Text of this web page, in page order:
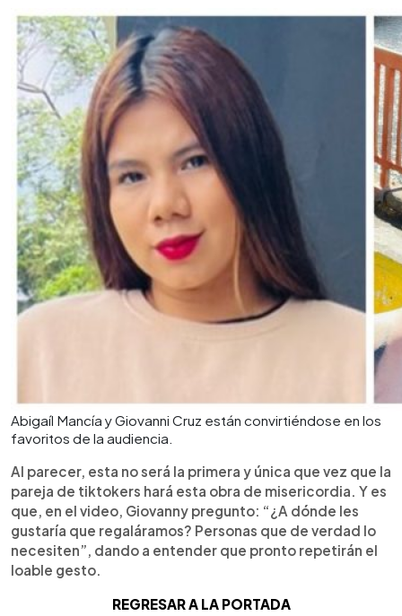
Abigaíl Mancía y Giovanni Cruz están convirtiéndose en los
favoritos de la audiencia.
Al parecer, esta no será la primera y única que vez que la
pareja de tiktokers hará esta obra de misericordia. Y es
que, en el video, Giovanny pregunto: “¿A dónde les
gustaría que regaláramos? Personas que de verdad lo
necesiten”, dando a entender que pronto repetirán el
loable gesto.
REGRESAR A LA PORTADA